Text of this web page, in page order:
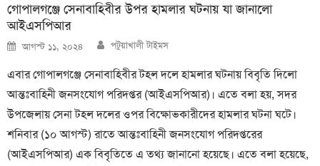
গোপালগঞ্জে সেনাবাহিবীর উপর হামলার ঘটনায় যা জানালো
আইএসপিআর
Posted
on
আগস্ট ১১, ২০২৪ Author
পটুয়াখালী টাইমস
এবার গোপালগঞ্জে সেনাবাহিবীর টহল দলে হামলার ঘটনায় বিবৃতি দিলো
আন্তঃবাহিনী জনসংযোগ পরিদপ্তর (আইএসপিআর)। এতে বলা হয়, সদর
উপজেলায় সেনা টহল দলের ওপর বিক্ষোভকারীদের হামলার ঘটনা ঘটে।
শনিবার (১০ আগস্ট) রাতে আন্তঃবাহিনী জনসংযোগ পরিদপ্তরের
(আইএসপিআর) এক বিবৃতিতে এ তথ্য জানানো হয়েছে। এতে বলা হয়েছে,